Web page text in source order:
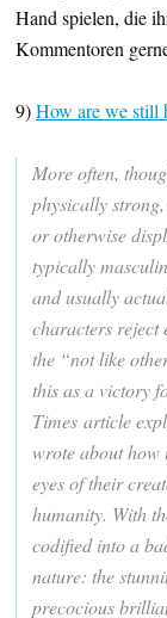
Hand spielen, die
Kommentoren
9)How are we still
More often,
physically
or otherwise
typically
and usually
characters reject
the “not like
this as a victory
Times article
wrote about how
eyes of their
humanity. With
codified into a
nature: the
precocious